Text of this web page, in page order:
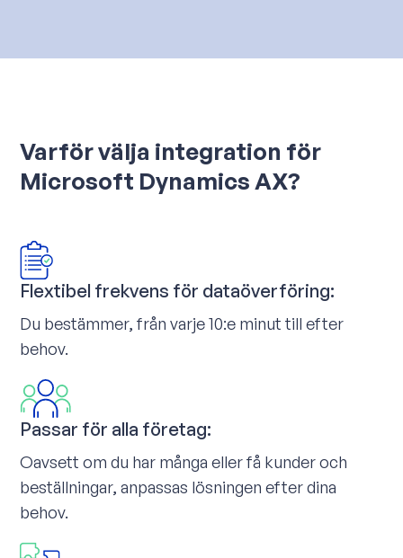
Varför välja integration för
Microsoft Dynamics AX?
Flextibel frekvens för dataöverföring:
Du bestämmer, från varje 10:e minut till efter
behov.
Passar för alla företag:
Oavsett om du har många eller få kunder och
beställningar, anpassas lösningen efter dina
behov.